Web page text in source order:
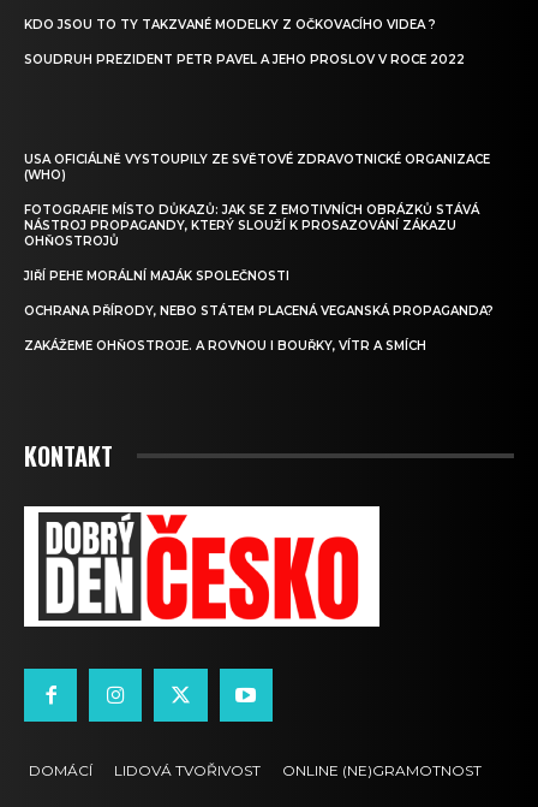
KDO JSOU TO TY TAKZVANÉ MODELKY Z OČKOVACÍHO VIDEA ?
SOUDRUH PREZIDENT PETR PAVEL A JEHO PROSLOV V ROCE 2022
USA OFICIÁLNĚ VYSTOUPILY ZE SVĚTOVÉ ZDRAVOTNICKÉ ORGANIZACE
(WHO)
FOTOGRAFIE MÍSTO DŮKAZŮ: JAK SE Z EMOTIVNÍCH OBRÁZKŮ STÁVÁ
NÁSTROJ PROPAGANDY, KTERÝ SLOUŽÍ K PROSAZOVÁNÍ ZÁKAZU
OHŇOSTROJŮ
JIŘÍ PEHE MORÁLNÍ MAJÁK SPOLEČNOSTI
OCHRANA PŘÍRODY, NEBO STÁTEM PLACENÁ VEGANSKÁ PROPAGANDA?
ZAKÁŽEME OHŇOSTROJE. A ROVNOU I BOUŘKY, VÍTR A SMÍCH
KONTAKT
DOMÁCÍ LIDOVÁ TVOŘIVOST ONLINE (NE)GRAMOTNOST